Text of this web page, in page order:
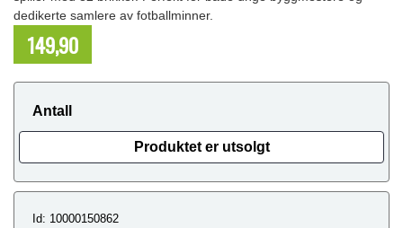
dedikerte samlere av fotballminner.
149,90
Antall
Produktet er utsolgt
Id: 10000150862